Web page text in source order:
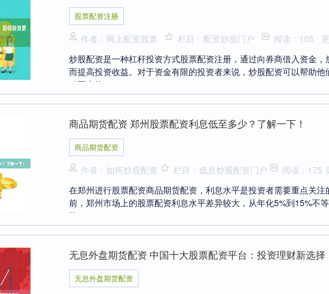
股票配资注册
作者：网上配资股票 栏目：配资炒股门户 阅读：105
炒股配资是一种杠杆投资方式股票配资注册，通过向券商借入资金，
而提高投资收益。对于资金有限的投资者来说，炒股配资可以帮助他
动更大的....
商品期货配资 郑州股票配资利息低至多少？了解一下！
商品期货配资
作者：如何炒股配资 栏目：低息炒股配资门户 阅读：175
在郑州进行股票配资商品期货配资，利息水平是投资者需要重点关注
前，郑州市场上的股票配资利息水平差异较大，从年化5%到15%不
热....
无息外盘期货配资 中国十大股票配资平台：投资理财新选择
无息外盘期货配资